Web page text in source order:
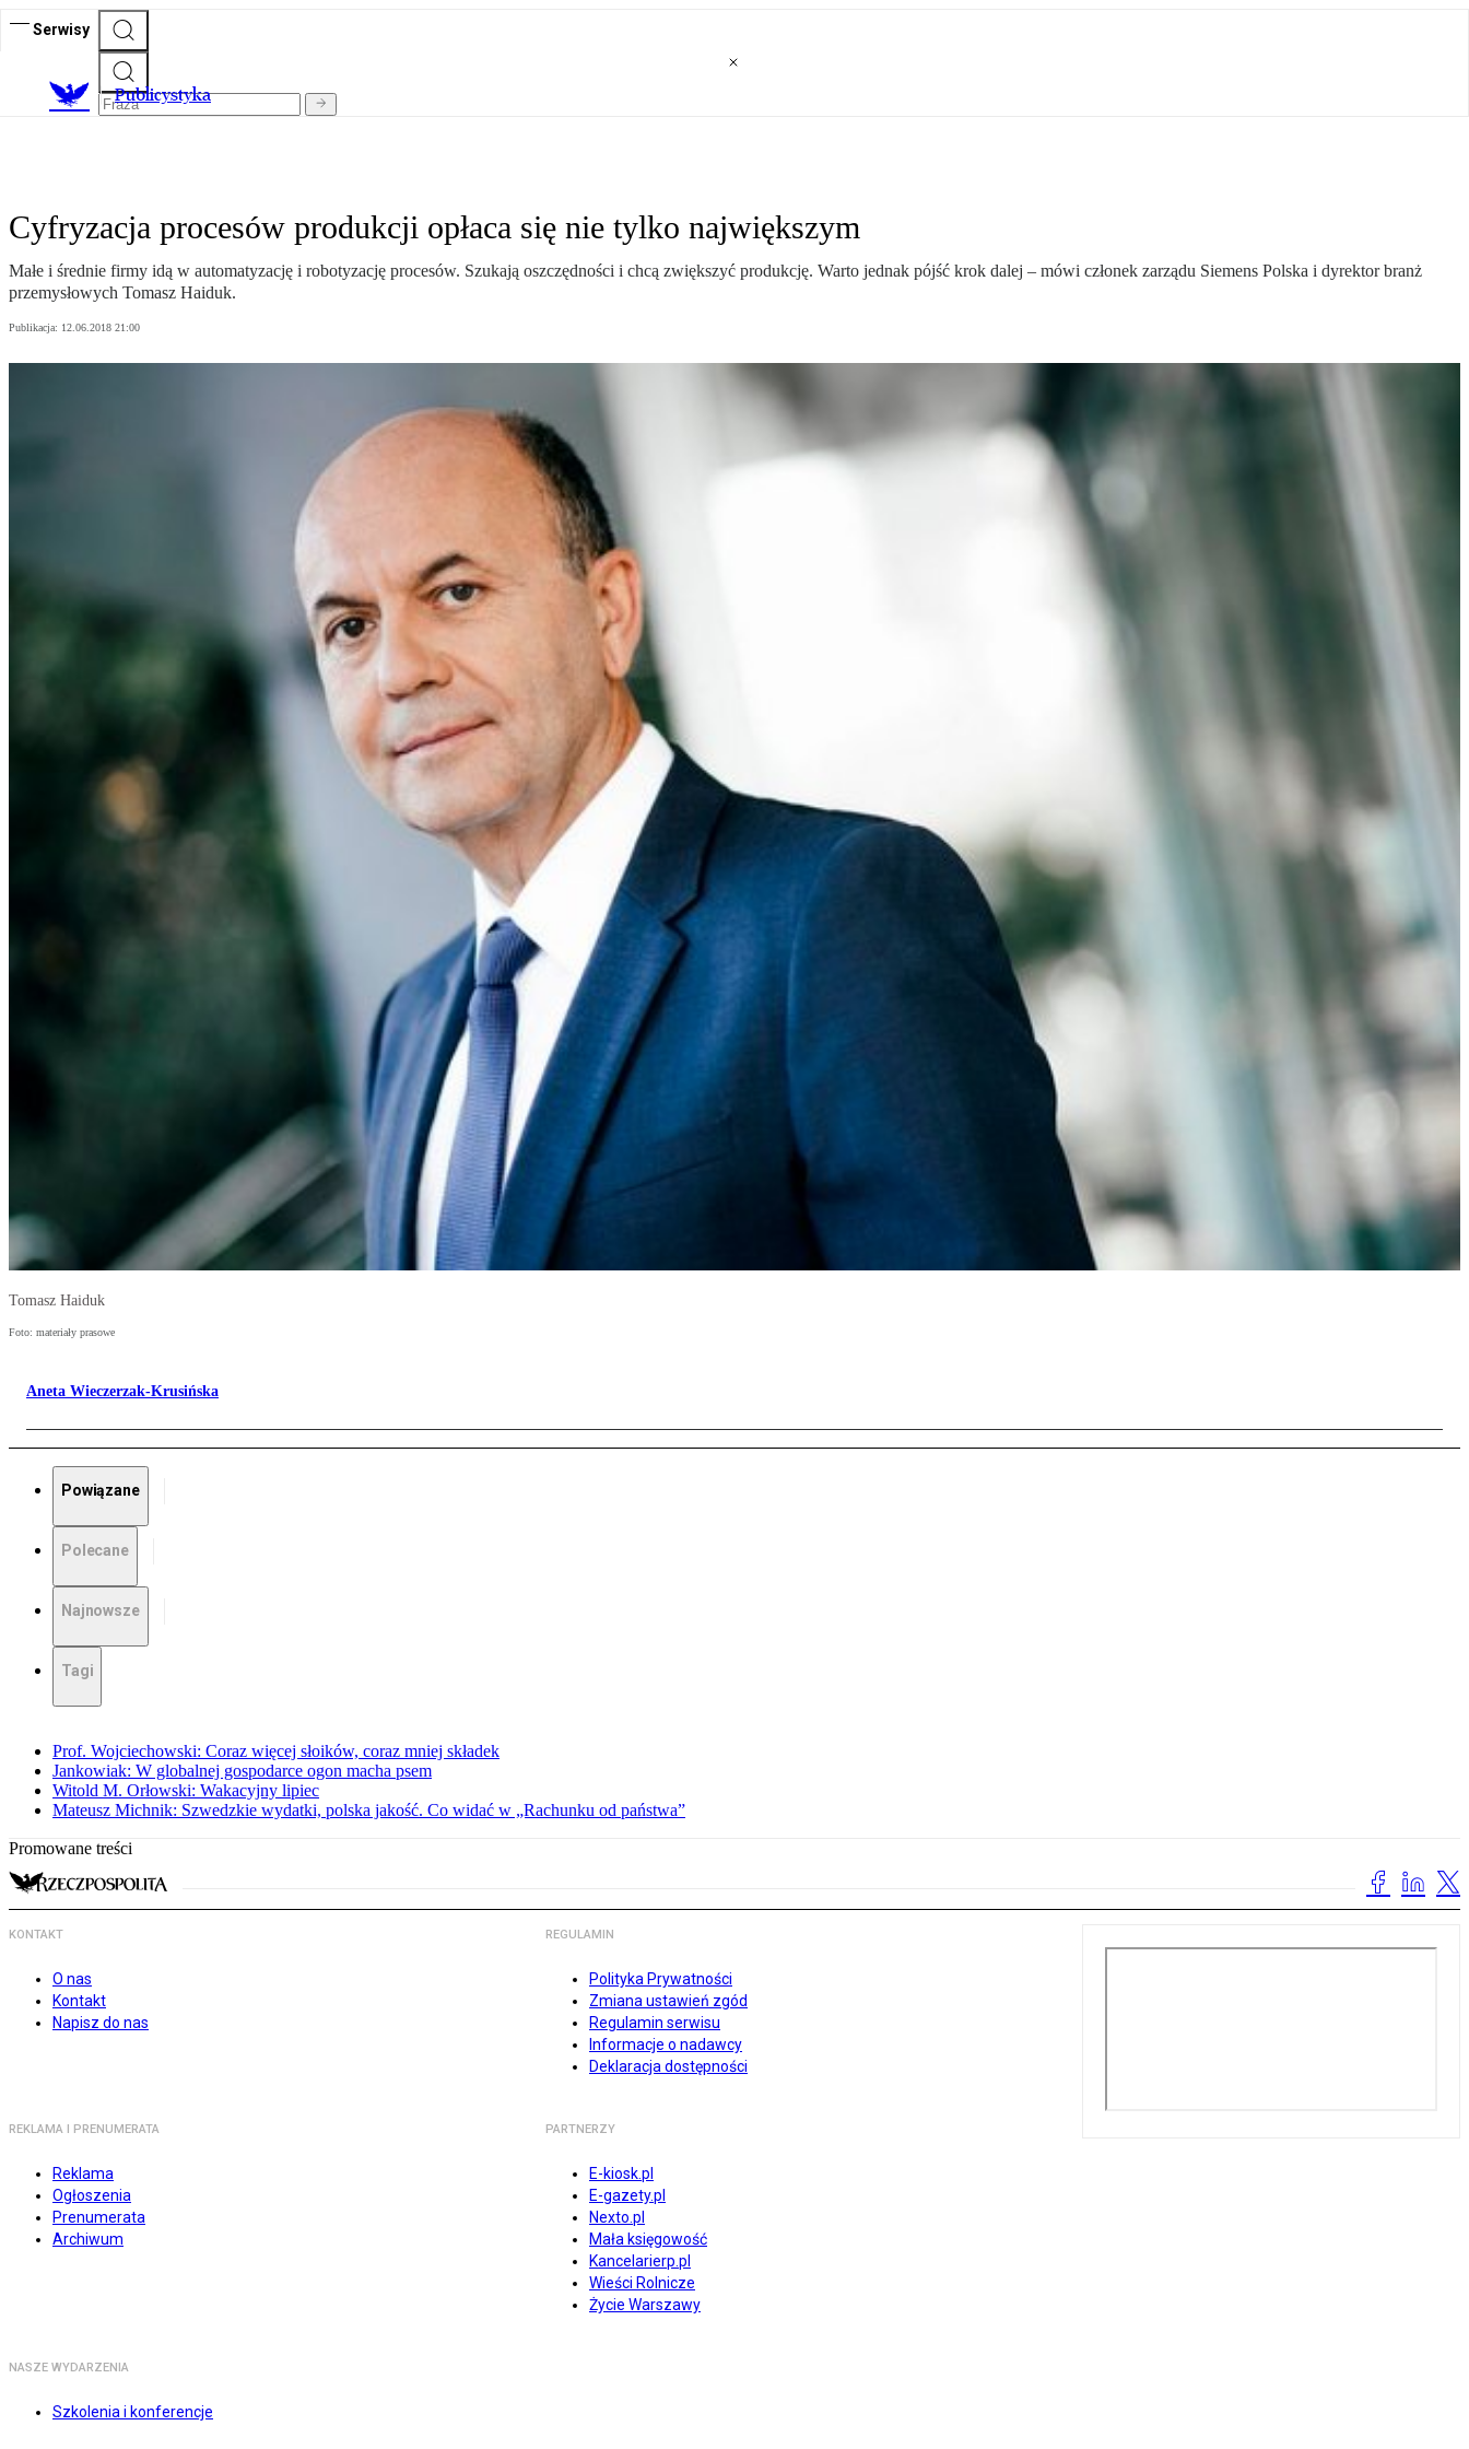
Serwisy
Publicystyka
Cyfryzacja procesów produkcji opłaca się nie tylko największym
Małe i średnie firmy idą w automatyzację i robotyzację procesów. Szukają oszczędności i chcą zwiększyć produkcję. Warto jednak pójść krok dalej – mówi członek zarządu Siemens Polska i dyrektor branż
przemysłowych Tomasz Haiduk.
Publikacja: 12.06.2018 21:00
Tomasz Haiduk
Foto: materiały prasowe
Aneta Wieczerzak-Krusińska
Powiązane
Polecane
Najnowsze
Tagi
Prof. Wojciechowski: Coraz więcej słoików, coraz mniej składek
Jankowiak: W globalnej gospodarce ogon macha psem
Witold M. Orłowski: Wakacyjny lipiec
Mateusz Michnik: Szwedzkie wydatki, polska jakość. Co widać w „Rachunku od państwa”
Promowane treści
KONTAKT
O nas
Kontakt
Napisz do nas
REGULAMIN
Polityka Prywatności
Zmiana ustawień zgód
Regulamin serwisu
Informacje o nadawcy
Deklaracja dostępności
REKLAMA I PRENUMERATA
Reklama
Ogłoszenia
Prenumerata
Archiwum
PARTNERZY
E-kiosk.pl
E-gazety.pl
Nexto.pl
Mała księgowość
Kancelarierp.pl
Wieści Rolnicze
Życie Warszawy
NASZE WYDARZENIA
Szkolenia i konferencje